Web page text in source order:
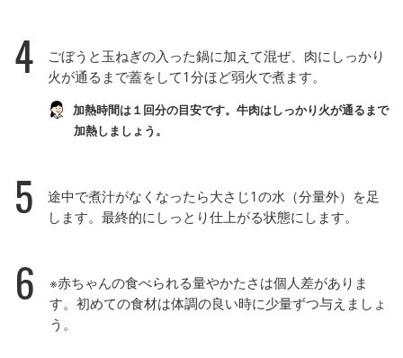
4
ごぼうと玉ねぎの入った鍋に加えて混ぜ、肉にしっかり
火が通るまで蓋をして1分ほど弱火で煮ます。
加熱時間は１回分の目安です。牛肉はしっかり火が通るまで
加熱しましょう。
5
途中で煮汁がなくなったら大さじ1の水（分量外）を足
します。最終的にしっとり仕上がる状態にします。
6
※赤ちゃんの食べられる量やかたさは個人差がありま
す。初めての食材は体調の良い時に少量ずつ与えましょ
う。